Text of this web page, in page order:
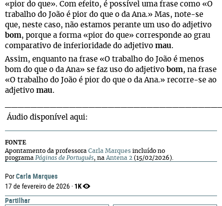
PorCarla Marques
17 de fevereiro de 2026 · 1K
Partilhar
«pior do que». Com efeito, é possível uma frase como «O
trabalho do João é pior do que o da Ana.» Mas, note-se
que, neste caso, não estamos perante um uso do adjetivo
bom, porque a forma «pior do que» corresponde ao grau
comparativo de inferioridade do adjetivo mau.
Assim, enquanto na frase «O trabalho do João é menos
bom do que o da Ana» se faz uso do adjetivo bom, na frase
«O trabalho do João é pior do que o da Ana.» recorre-se ao
adjetivo mau.
Áudio disponível aqui:
FONTE
Apontamento da professora Carla Marques incluído no
programa Páginas de Português, na Antena 2 (15/02/2026).